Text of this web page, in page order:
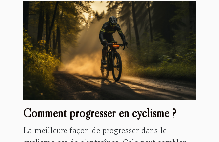
Comment progresser en cyclisme ?
La meilleure façon de progresser dans le